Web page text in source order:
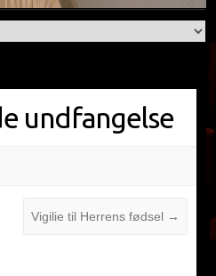
undfangelse
Vigilie til Herrens fødsel →